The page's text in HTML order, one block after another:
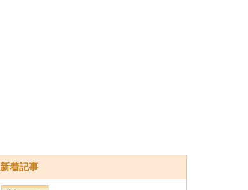
新着記事